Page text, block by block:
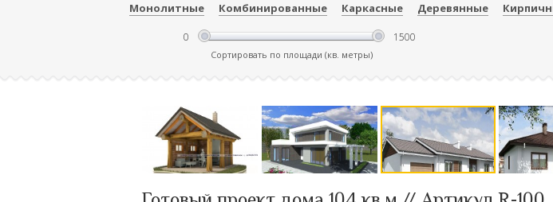
Монолитные Комбинированные Каркасные Деревянные
Сортировать по площади (кв. метры)